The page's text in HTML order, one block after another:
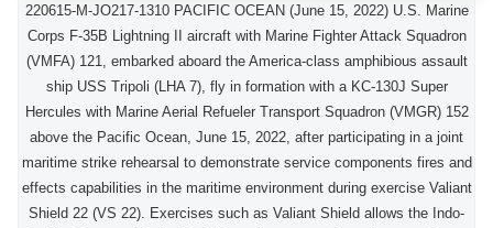
220615-M-JO217-1310 PACIFIC OCEAN (June 15, 2022) U.S. Marine
Corps F-35B Lightning II aircraft with Marine Fighter Attack Squadron
(VMFA) 121, embarked aboard the America-class amphibious assault
ship USS Tripoli (LHA 7), fly in formation with a KC-130J Super
Hercules with Marine Aerial Refueler Transport Squadron (VMGR) 152
above the Pacific Ocean, June 15, 2022, after participating in a joint
maritime strike rehearsal to demonstrate service components fires and
effects capabilities in the maritime environment during exercise Valiant
Shield 22 (VS 22). Exercises such as Valiant Shield allows the Indo-